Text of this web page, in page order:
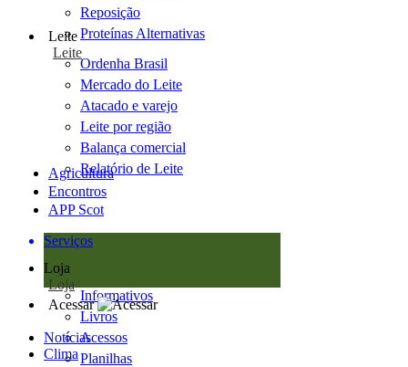
Reposição
Proteínas Alternativas
Leite
Leite
Ordenha Brasil
Mercado do Leite
Atacado e varejo
Leite por região
Balança comercial
Relatório de Leite
Agricultura
Encontros
APP Scot
Serviços
Loja
Loja
Informativos
Livros
Acessos
Planilhas
Acessar
Notícias
Clima